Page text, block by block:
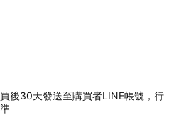
後30天發送至購買者LINE帳號，行